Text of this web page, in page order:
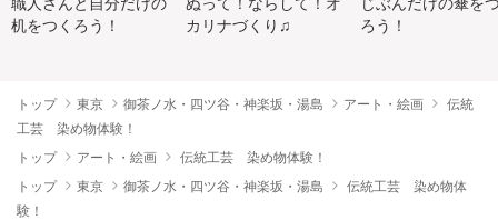
机をつくろう！
カリナづくり♫
ろう！
トップ 東京 御茶ノ水・四ツ谷・神楽坂・湯島 アート・絵画
伝統
工芸 染め物体験！
トップ
アート・絵画
伝統工芸 染め物体験！
トップ
東京 御茶ノ水・四ツ谷・神楽坂・湯島
伝統工芸 染め物体
験！